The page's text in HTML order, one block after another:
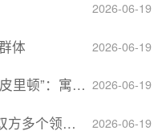
2026-06-19
2026-06-19
体
2026-06-19
，彰显俄精神力量
2026-06-19
谈判进入“关键阶段”